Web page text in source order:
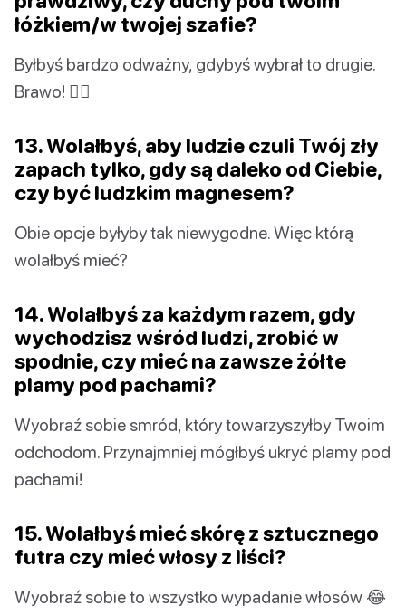
łóżkiem/w twojej szafie?
Byłbyś bardzo odważny, gdybyś wybrał to drugie.
Brawo! 👍🏼
13. Wolałbyś, aby ludzie czuli Twój zły
zapach tylko, gdy są daleko od Ciebie,
czy być ludzkim magnesem?
Obie opcje byłyby tak niewygodne. Więc którą
wolałbyś mieć?
14. Wolałbyś za każdym razem, gdy
wychodzisz wśród ludzi, zrobić w
spodnie, czy mieć na zawsze żółte
plamy pod pachami?
Wyobraź sobie smród, który towarzyszyłby Twoim
odchodom. Przynajmniej mógłbyś ukryć plamy pod
pachami!
15. Wolałbyś mieć skórę z sztucznego
futra czy mieć włosy z liści?
Wyobraź sobie to wszystko wypadanie włosów 😂